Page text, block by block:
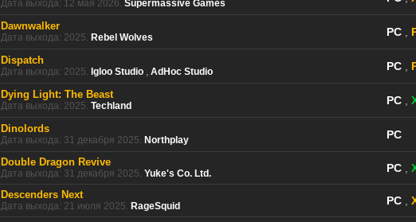
Дата выхода: 12 мая 2026. Supermassive Games
Dawnwalker
Дата выхода: 2025. Rebel Wolves PC
Dispatch
Дата выхода: 2025. Igloo Studio , AdHoc Studio PC
Dying Light: The Beast
Дата выхода: 2025. Techland PC
Dinolords
Дата выхода: 31 декабря 2025. Northplay PC
Double Dragon Revive
Дата выхода: 31 декабря 2025. Yuke's Co. Ltd. PC
Descenders Next
Дата выхода: 21 июля 2025. RageSquid PC